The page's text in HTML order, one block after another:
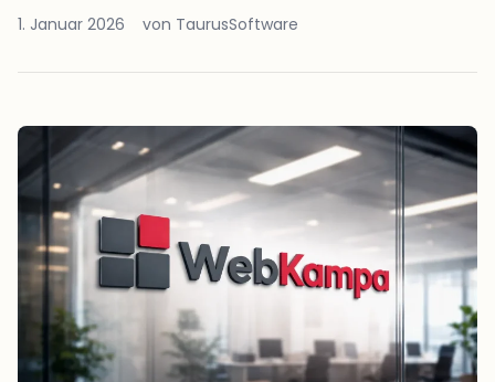
1. Januar 2026 von TaurusSoftware